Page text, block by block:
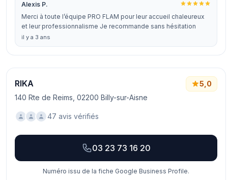
Alexis P.
Merci à toute l’équipe PRO FLAM pour leur accueil chaleureux
et leur professionnalisme Je recommande sans hésitation
il y a 3 ans
RIKA
140 Rte de Reims, 02200 Billy-sur-Aisne
5,0
47 avis vérifiés
03 23 73 16 20
Numéro issu de la fiche Google Business Profile.